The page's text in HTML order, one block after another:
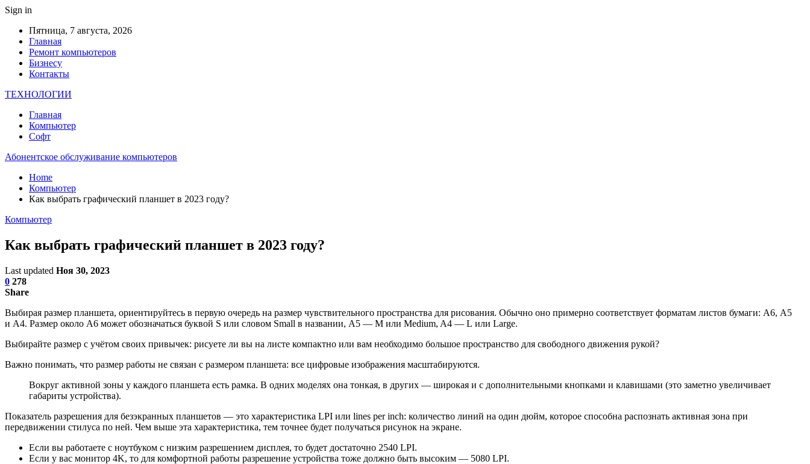
Sign in
Пятница, 7 августа, 2026
Главная
Ремонт компьютеров
Бизнесу
Контакты
ТЕХНОЛОГИИ
Главная
Компьютер
Софт
Абонентское обслуживание компьютеров
Home
Компьютер
Как выбрать графический планшет в 2023 году?
Компьютер
Как выбрать графический планшет в 2023 году?
Last updated Ноя 30, 2023
0 278
Share
Выбирая размер планшета, ориентируйтесь в первую очередь на размер чувствительного пространства для рисования. Обычно оно примерно соответствует форматам листов бумаги: А6, А5
и А4. Размер около А6 может обозначаться буквой S или словом Small в названии, А5 — M или Medium, A4 — L или Large.
Выбирайте размер с учётом своих привычек: рисуете ли вы на листе компактно или вам необходимо большое пространство для свободного движения рукой?
Важно понимать, что размер работы не связан с размером планшета: все цифровые изображения масштабируются.
Вокруг активной зоны у каждого планшета есть рамка. В одних моделях она тонкая, в других — широкая и с дополнительными кнопками и клавишами (это заметно увеличивает
габариты устройства).
Показатель разрешения для безэкранных планшетов — это характеристика LPI или lines per inch: количество линий на один дюйм, которое способна распознать активная зона при
передвижении стилуса по ней. Чем выше эта характеристика, тем точнее будет получаться рисунок на экране.
Если вы работаете с ноутбуком с низким разрешением дисплея, то будет достаточно 2540 LPI.
Если у вас монитор 4K, то для комфортной работы разрешение устройства тоже должно быть высоким — 5080 LPI.